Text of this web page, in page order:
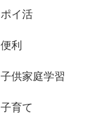
ポイ活
便利
子供家庭学習
子育て